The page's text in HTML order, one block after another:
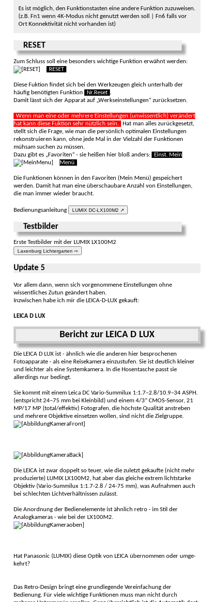
Es ist möglich, den Funktions­tasten eine andere Funktion zuzu­weisen.
(z.B. Fn1 wenn 4K-Modus nicht ge­nutzt werden soll | Fn6 falls vor
Ort Konnek­tivität nicht vor­handen ist)
RESET
Zum Schluss soll eine besonders wichtige Funktion erwähnt werden:
RESET
Diese Fuktion findet sich bei den Werkzeugen gleich unter­halb der
häufig benö­tigten Funk­tion
Nr.Reset .
Damit lässt sich der Apparat auf „Werkseinstellungen“ zurück­setzen.
Wenn man eine oder mehrere Ein­stellungen (unwissent­lich) verändert
hat kann diese Fuktion sehr nützlich sein.
Hat man alles zurückgesetzt,
stellt sich die Frage, wie man die persönlich optimalen Einstel­lungen
rekonstruieren kann, ohne jede Mal in der Vielzahl der Funktionen
mühsam suchen zu müssen.
Dazu gibt es „Favoriten“ - sie heißen hier bloß anders:
Einst. Mein
Menü
Die Funktionen können in den Favo­riten (Mein Menü) gespei­chert
werden. Damit hat man eine über­schaubare Anzahl von Ein­stellungen,
die man immer wieder braucht.
Bedienungsanleitung LUMIX DC-LX100M2 ↗
Testbilder
Erste Testbilder mit der LUMIX LX100M2
Laxenburg Lichtergarten ⇨
Update 5
Vor allem dann, wenn sich vorgenommene Einstellungen ohne
wissentliches Zutun geändert haben.
Inzwischen habe ich mir die LEICA-D-LUX gekauft:
LEICA D LUX
Bericht zur LEICA D LUX
Die LEICA D LUX ist - ähnlich wie die anderen hier besprochenen
Fotoapparate - als eine Reisekamera einzustufen. Sie ist deutlich kleiner
und leichter als eine Systemkamera. In die Hosentasche passt sie
allerdings nur bedingt.
Sie kommt mit einem Leica DC Vario-Summilux 1:1.7–2.8/10.9–34 ASPH.
(entspricht 24–75 mm bei Kleinbild) und einem 4/3” CMOS-Sensor, 21
MP/17 MP (total/effektiv) Fotografen, die höchste Qualität anstreben
und mehrere Objektive einsetzen wollen, sind nicht die Zielgruppe.
Die LEICA ist zwar doppelt so teuer, wie die zuletzt gekaufte (nicht mehr
produzierte) LUMIX LX100M2, hat aber das gleiche extrem lichtstarke
Objektiv (Vario-Summilux 1:1.7-2.8 / 24-75 mm), was Auf­nahmen auch
bei schlechten Lichtverhältnissen zulässt.
Die Anordnung der Bedienelemente ist ähnlich retro - im Stil der
Analogkameras - wie bei der LX100M2.
Hat Panasonic (LUMIX) diese Optik von LEICA übernommen oder um­ge­
kehrt?
Das Retro-Design bringt eine grundlegende Vereinfachung der
Bedienung. Für viele wichtige Funktionen muss man nicht durch